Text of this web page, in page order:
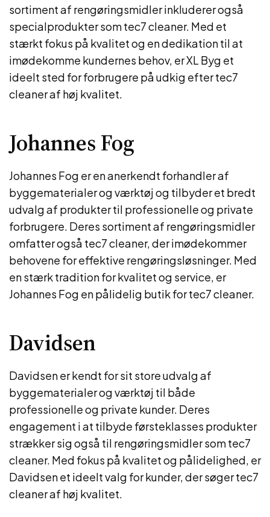
sortiment af rengøringsmidler inkluderer også
specialprodukter som tec7 cleaner. Med et
stærkt fokus på kvalitet og en dedikation til at
imødekomme kundernes behov, er XL Byg et
ideelt sted for forbrugere på udkig efter tec7
cleaner af høj kvalitet.
Johannes Fog
Johannes Fog er en anerkendt forhandler af
byggematerialer og værktøj og tilbyder et bredt
udvalg af produkter til professionelle og private
forbrugere. Deres sortiment af rengøringsmidler
omfatter også tec7 cleaner, der imødekommer
behovene for effektive rengøringsløsninger. Med
en stærk tradition for kvalitet og service, er
Johannes Fog en pålidelig butik for tec7 cleaner.
Davidsen
Davidsen er kendt for sit store udvalg af
byggematerialer og værktøj til både
professionelle og private kunder. Deres
engagement i at tilbyde førsteklasses produkter
strækker sig også til rengøringsmidler som tec7
cleaner. Med fokus på kvalitet og pålidelighed, er
Davidsen et ideelt valg for kunder, der søger tec7
cleaner af høj kvalitet.